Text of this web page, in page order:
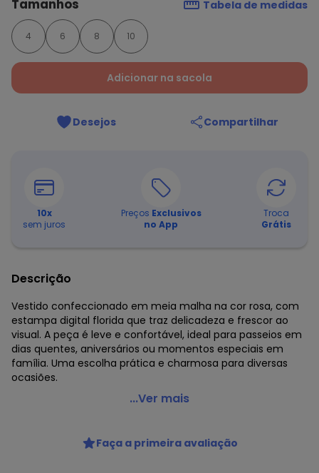
Tamanhos Tabela de medidas
4 6 8 10
Adicionar na sacola
Desejos Compartilhar
10x
sem juros
Preços Exclusivos
no App
Troca
Grátis
Descrição
Vestido confeccionado em meia malha na cor rosa, com
estampa digital florida que traz delicadeza e frescor ao
visual. A peça é leve e confortável, ideal para passeios em
dias quentes, aniversários ou momentos especiais em
família. Uma escolha prática e charmosa para diversas
ocasiões.
Pulla Bulla - Vestido Meia Malha Rosa
Modelagem: Ampla
Comprimento da Manga: Curta
...Ver mais
Faça a primeira avaliação